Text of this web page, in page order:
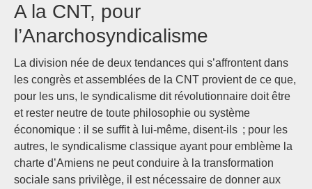
A la CNT, pour
l’Anarchosyndicalisme
La division née de deux tendances qui s’affrontent dans
les congrès et assemblées de la CNT provient de ce que,
pour les uns, le syndicalisme dit révolutionnaire doit être
et rester neutre de toute philosophie ou système
économique : il se suffit à lui-même, disent-ils ; pour les
autres, le syndicalisme classique ayant pour emblème la
charte d’Amiens ne peut conduire à la transformation
sociale sans privilège, il est nécessaire de donner aux